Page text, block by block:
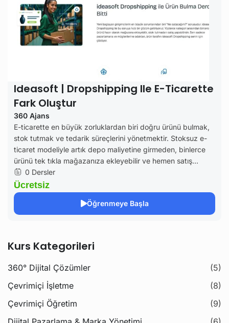
Ideasoft | Dropshipping Ile E-Ticarette
Fark Oluştur
360 Ajans
E-ticarette en büyük zorluklardan biri doğru ürünü bulmak,
stok tutmak ve tedarik süreçlerini yönetmektir. Stoksuz e-
ticaret modeliyle artık depo maliyetine girmeden, binlerce
ürünü tek tıkla mağazanıza ekleyebilir ve hemen satış...
0 Dersler
Ücretsiz
Öğrenmeye Başla
Kurs Kategorileri
360° Dijital Çözümler
(5)
Çevrimiçi İşletme
(8)
Çevrimiçi Öğretim
(9)